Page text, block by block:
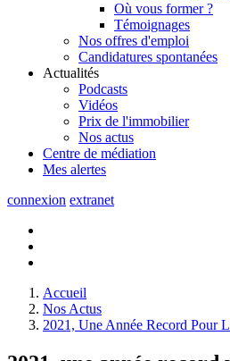
Où vous former ?
Témoignages
Nos offres d'emploi
Candidatures spontanées
Actualités
Podcasts
Vidéos
Prix de l'immobilier
Nos actus
Centre de médiation
Mes alertes
connexion extranet
Accueil
Nos Actus
2021, Une Année Record Pour